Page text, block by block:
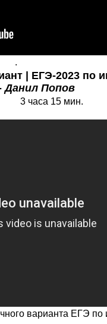
.
| ЕГЭ-2023 по
Данил Попов
3 часа 15 мин.
варианта ЕГЭ